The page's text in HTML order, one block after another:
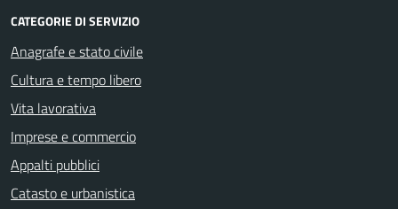
CATEGORIE DI SERVIZIO
Anagrafe e stato civile
Cultura e tempo libero
Vita lavorativa
Imprese e commercio
Appalti pubblici
Catasto e urbanistica